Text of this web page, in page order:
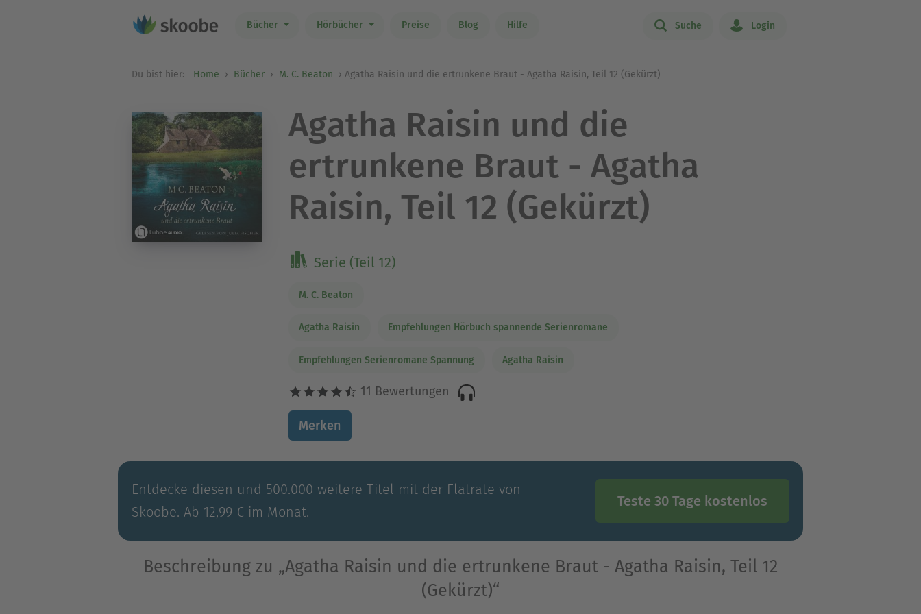
Bücher Hörbücher Preise Blog Hilfe Suche Login
Du bist hier: Home Bücher M. C. Beaton Agatha Raisin und die ertrunkene Braut - Agatha Raisin, Teil 12 (Gekürzt)
Agatha Raisin und die
ertrunkene Braut - Agatha
Raisin, Teil 12 (Gekürzt)
Serie (Teil 12)
M. C. Beaton
Agatha Raisin Empfehlungen Hörbuch spannende Serienromane
Empfehlungen Serienromane Spannung Agatha Raisin
11 Bewertungen
Merken
Entdecke diesen und 500.000 weitere Titel mit der Flatrate von
Skoobe. Ab 12,99 € im Monat.
Teste 30 Tage kostenlos
Beschreibung zu „Agatha Raisin und die ertrunkene Braut - Agatha Raisin, Teil 12
(Gekürzt)“